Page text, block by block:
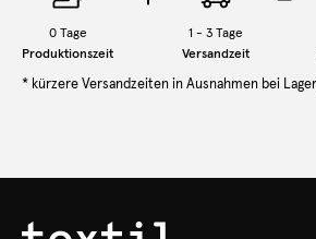
0Tage
Produktionszeit
1 - 3 Tage
Versandzeit
* kürzere Versandzeiten in Ausnahmen bei